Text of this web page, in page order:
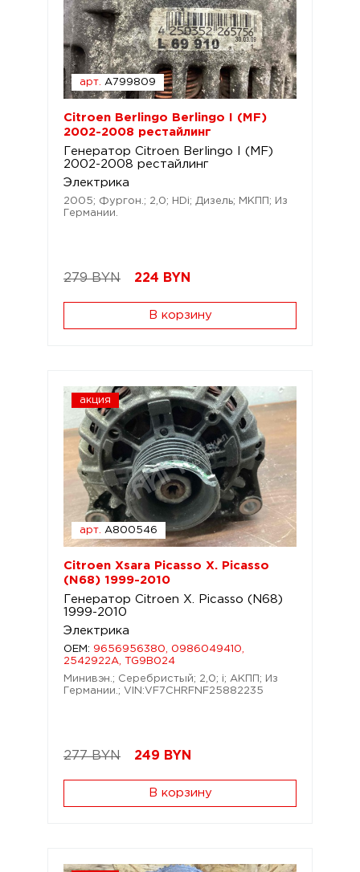
арт. A799809
Citroen Berlingo Berlingo I (MF)
2002-2008 рестайлинг
Генератор Citroen Berlingo I (MF)
2002-2008 рестайлинг
Электрика
2005; Фургон.; 2,0; HDi; Дизель; МКПП; Из
Германии.
279 BYN 224 BYN
В корзину
акция
арт. A800546
Citroen Xsara Picasso X. Picasso
(N68) 1999-2010
Генератор Citroen X. Picasso (N68)
1999-2010
Электрика
OEM: 9656956380, 0986049410,
2542922A, TG9B024
Минивэн.; Серебристый; 2,0; i; АКПП; Из
Германии.; VIN:VF7CHRFNF25882235
277 BYN 249 BYN
В корзину